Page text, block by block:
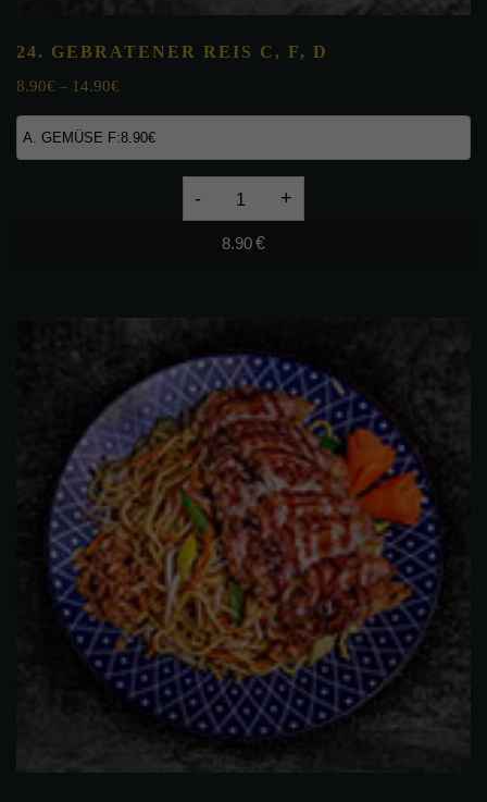
24. GEBRATENER REIS C, F, D
8.90€ – 14.90€
GEBRATENER
quantity
8.90€